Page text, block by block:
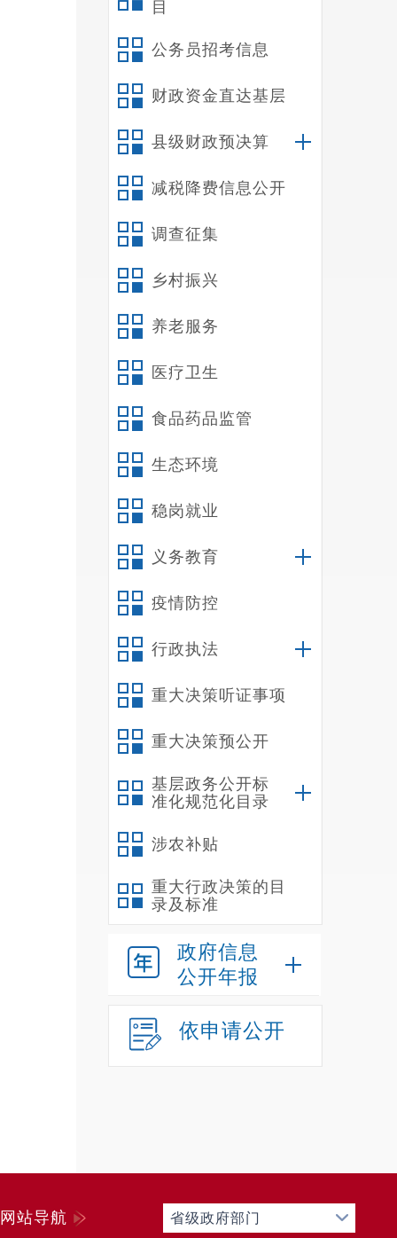
目
公务员招考信息
财政资金直达基层
县级财政预决算
减税降费信息公开
调查征集
乡村振兴
养老服务
医疗卫生
食品药品监管
生态环境
稳岗就业
义务教育
疫情防控
行政执法
重大决策听证事项
重大决策预公开
基层政务公开标
准化规范化目录
涉农补贴
重大行政决策的目
录及标准
政府信息
公开年报
依申请公开
网站导航 省级政府部门